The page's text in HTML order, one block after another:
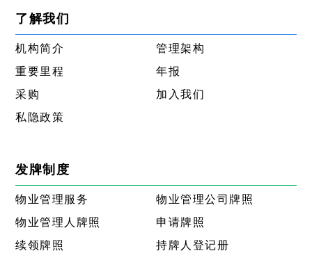
了解我们
机构简介
管理架构
重要里程
年报
采购
加入我们
私隐政策
发牌制度
物业管理服务
物业管理公司牌照
物业管理人牌照
申请牌照
续领牌照
持牌人登记册